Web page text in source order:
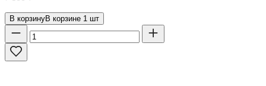
В корзинуВ корзине 1 шт